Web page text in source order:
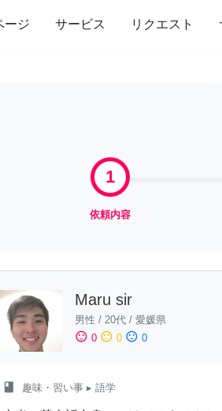
ージ サービス リクエスト
組立 家事 引っ越し イン
1
依頼内容
Maru sir
男性 / 20代 / 愛媛県
sentiment_satisfied 0 sentiment_neutral 0 sentiment_dissatisfied 0
class 趣味・習い事 ▸ 語学